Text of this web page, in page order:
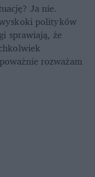
Ja nie.
polityków
sprawiają, że
rozważam